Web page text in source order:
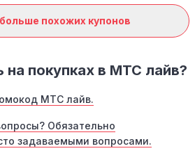
похожих купонов
на покупках в МТС лайв?
МТС лайв.
Обязательно
задаваемыми вопросами.